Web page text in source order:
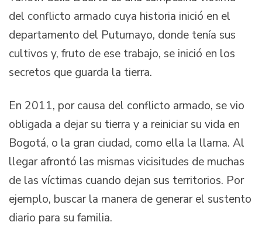
del conflicto armado cuya historia inició en el
departamento del Putumayo, donde tenía sus
cultivos y, fruto de ese trabajo, se inició en los
secretos que guarda la tierra.
En 2011, por causa del conflicto armado, se vio
obligada a dejar su tierra y a reiniciar su vida en
Bogotá, o la gran ciudad, como ella la llama. Al
llegar afrontó las mismas vicisitudes de muchas
de las víctimas cuando dejan sus territorios. Por
ejemplo, buscar la manera de generar el sustento
diario para su familia.